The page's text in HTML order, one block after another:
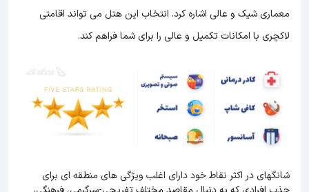
معماری شیک و عالی اشاره کرد. انتخاب این هتل می تواند اقامتی
لاکچری با امکانات تکمیل و عالی را برای شما فراهم کند.
شانگهای در اکثر نقاط خود دارای اغلب ویژگی های منطقه ای برای